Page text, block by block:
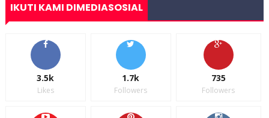
IKUTI KAMI DIMEDIASOSIAL
3.5k
Likes
1.7k
Followers
735
Followers